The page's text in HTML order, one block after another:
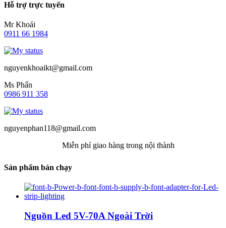
Hỗ trợ trực tuyến
Mr Khoái
0911 66 1984
nguyenkhoaikt@gmail.com
Ms Phấn
0986 911 358
nguyenphan118@gmail.com
Miễn phí giao hàng trong nội thành
Sản phẩm bán chạy
Nguồn Led 5V-70A Ngoài Trời